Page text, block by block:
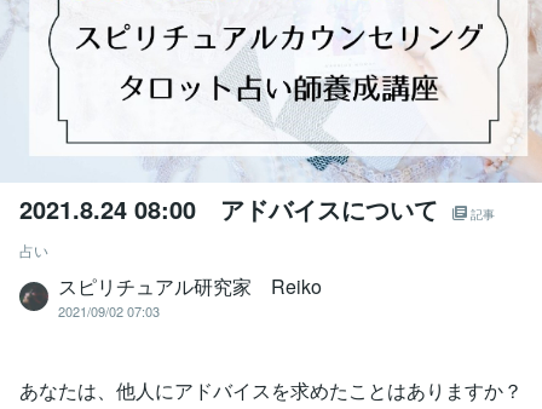
2021.8.24 08:00 アドバイスについて 記事
占い
スピリチュアル研究家 Reiko
2021/09/02 07:03
あなたは、他人にアドバイスを求めたことはありますか？